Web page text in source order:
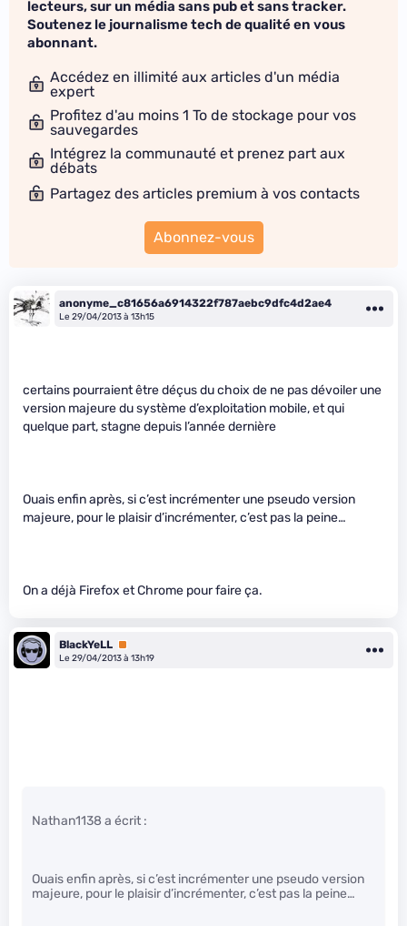
lecteurs, sur un média sans pub et sans tracker.
Soutenez le journalisme tech de qualité en vous
abonnant.
Accédez en illimité aux articles d'un média
expert
Profitez d'au moins 1 To de stockage pour vos
sauvegardes
Intégrez la communauté et prenez part aux
débats
Partagez des articles premium à vos contacts
Abonnez-vous
anonyme_c81656a6914322f787aebc9dfc4d2ae4
Le 29/04/2013 à 13h15
certains pourraient être déçus du choix de ne pas dévoiler une
version majeure du système d’exploitation mobile, et qui
quelque part, stagne depuis l’année dernière
Ouais enfin après, si c’est incrémenter une pseudo version
majeure, pour le plaisir d’incrémenter, c’est pas la peine…
On a déjà Firefox et Chrome pour faire ça.
BlackYeLL Premium
Le 29/04/2013 à 13h19
Nathan1138 a écrit :
Ouais enfin après, si c’est incrémenter une pseudo version
majeure, pour le plaisir d’incrémenter, c’est pas la peine…